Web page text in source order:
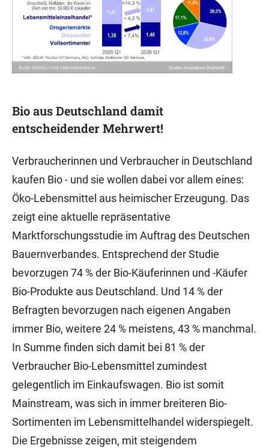
Bio aus Deutschland damit
entscheidender Mehrwert!
Verbraucherinnen und Verbraucher in Deutschland
kaufen Bio - und sie wollen dabei vor allem eines:
Öko-Lebensmittel aus heimischer Erzeugung. Das
zeigt eine aktuelle repräsentative
Marktforschungsstudie im Auftrag des Deutschen
Bauernverbandes. Entsprechend der Studie
bevorzugen 74 % der Bio-Käuferinnen und -Käufer
Bio-Produkte aus Deutschland. Und 14 % der
Befragten bevorzugen nach eigenen Angaben
immer Bio, weitere 24 % meistens, 43 % manchmal.
In Summe finden sich damit bei 81 % der
Verbraucher Bio-Lebensmittel zumindest
gelegentlich im Einkaufswagen. Bio ist somit
Mainstream, was sich in immer breiteren Bio-
Sortimenten im Lebensmittelhandel widerspiegelt.
Die Ergebnisse zeigen, mit steigendem